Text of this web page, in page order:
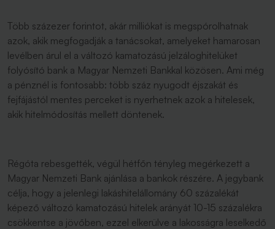
Több százezer forintot, akár milliókat is megspórolhatnak
azok, akik megfogadják a tanácsokat, amelyeket hamarosan
levélben árul el a változó kamatozású jelzáloghitelüket
folyósító bank a Magyar Nemzeti Bankkal közösen. Ami még
a pénznél is fontosabb: több száz nyugodt éjszakát és
fejfájástól mentes perceket is nyerhetnek azok a hitelesek,
akik hitelmódosítás mellett döntenek.
Régóta rebesgették, végül hétfőn tényleg megérkezett a
Magyar Nemzeti Bank ajánlása a bankok részére. A jegybank
célja, hogy a jelenlegi lakáshitelállomány 60 százalékát
képező változó kamatozású hitelek arányát 10-15 százalékra
csökkentse a jövőben, ezzel elkerülve a lakosságra leselkedő